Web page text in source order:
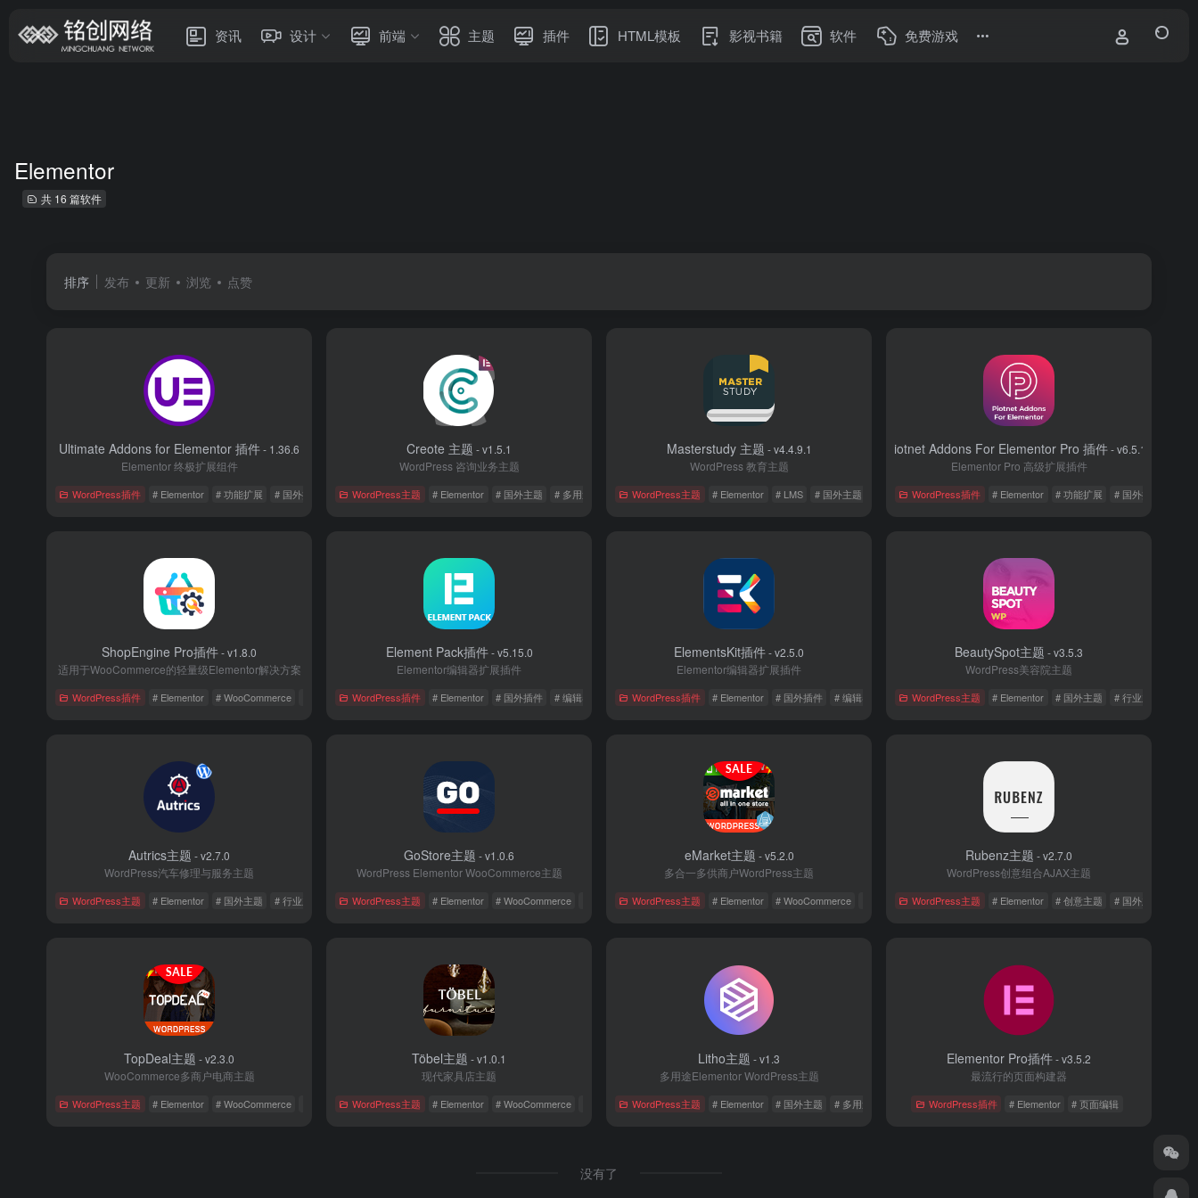
资讯 设计 前端 主题 插件 HTML模板 影视书籍 软件 免费游戏
Elementor
共 16 篇软件
排序 发布 更新 浏览 点赞
Ultimate Addons for Elementor 插件- 1.36.6
Elementor 终极扩展组件
WordPress插件 # Elementor # 功能扩展 # 国外插件
Creote 主题 - v1.5.1
WordPress 咨询业务主题
WordPress主题 # Elementor # 国外主题 # 多用途主题
Masterstudy 主题 - v4.4.9.1
WordPress 教育主题
WordPress主题 # Elementor # LMS # 国外主题
Piotnet Addons For Elementor Pro 插件- v6.5.10
Elementor Pro 高级扩展插件
WordPress插件 # Elementor # 功能扩展 # 国外插件
ShopEngine Pro插件- v1.8.0
适用于WooCommerce的轻量级Elementor解决方案
WordPress插件 # Elementor # WooCommerce # 国外插件
Element Pack插件- v5.15.0
Elementor编辑器扩展插件
WordPress插件 # Elementor # 国外插件 # 编辑器
ElementsKit插件- v2.5.0
Elementor编辑器扩展插件
WordPress插件 # Elementor # 国外插件 # 编辑器
BeautySpot主题 - v3.5.3
WordPress美容院主题
WordPress主题 # Elementor # 国外主题 # 行业主题
Autrics主题 - v2.7.0
WordPress汽车修理与服务主题
WordPress主题 # Elementor # 国外主题 # 行业主题
GoStore主题 - v1.0.6
WordPress Elementor WooCommerce主题
WordPress主题 # Elementor # WooCommerce # 国外主题
eMarket主题 - v5.2.0
多合一多供商户WordPress主题
WordPress主题 # Elementor # WooCommerce # 国外主题
Rubenz主题 - v2.7.0
WordPress创意组合AJAX主题
WordPress主题 # Elementor # 创意主题 # 国外主题
TopDeal主题 - v2.3.0
WooCommerce多商户电商主题
WordPress主题 # Elementor # WooCommerce # 国外主题
Töbel主题 - v1.0.1
现代家具店主题
WordPress主题 # Elementor # WooCommerce # 国外主题
Litho主题 - v1.3
多用途Elementor WordPress主题
WordPress主题 # Elementor # 国外主题 # 多用途主题
Elementor Pro插件- v3.5.2
最流行的页面构建器
WordPress插件 # Elementor # 页面编辑
没有了